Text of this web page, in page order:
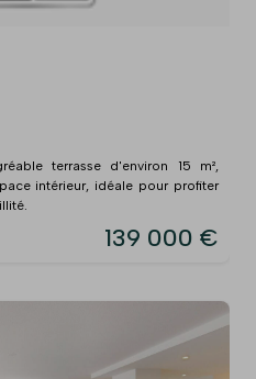
terrasse d'environ 15 m²,
intérieur, idéale pour profiter
139 000 €